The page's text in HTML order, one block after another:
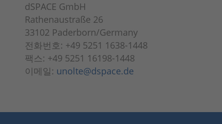
dSPACE GmbH
Rathenaustraße 26
33102 Paderborn/Germany
전화번호: +49 5251 1638-1448
팩스: +49 5251 16198-1448
이메일: unolte@dspace.de